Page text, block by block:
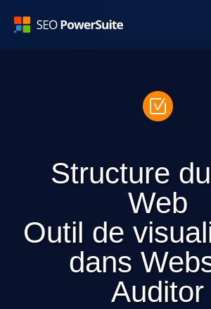
Structure
Web
Outil de
dans
Auditor